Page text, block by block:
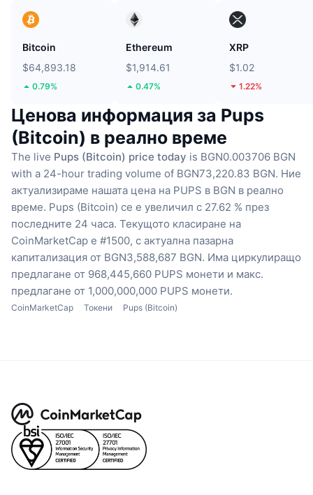
Bitcoin
$64,893.18
0.79%
Ethereum
$1,914.61
0.47%
XRP
$1.02
1.22%
Ценова информация за Pups
(Bitcoin) в реално време
The live Pups (Bitcoin) price today is BGN0.003706 BGN
with a 24-hour trading volume of BGN73,220.83 BGN. Ние
актуализираме нашата цена на PUPS в BGN в реално
време. Pups (Bitcoin) се е увеличил с 27.62 % през
последните 24 часа. Текущото класиране на
CoinMarketCap е #1500, с актуална пазарна
капитализация от BGN3,588,687 BGN. Има циркулиращо
предлагане от 968,445,660 PUPS монети и макс.
предлагане от 1,000,000,000 PUPS монети.
CoinMarketCap Токени Pups (Bitcoin)